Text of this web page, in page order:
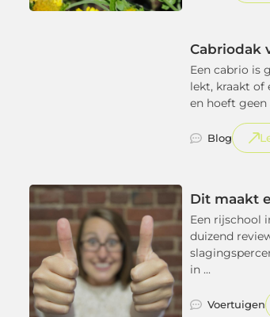
Cabriodak
Een cabrio is
lekt, kraakt of
en hoeft geen
Blog
Dit maakt
Een rijschool
duizend
in ...
Voertuigen